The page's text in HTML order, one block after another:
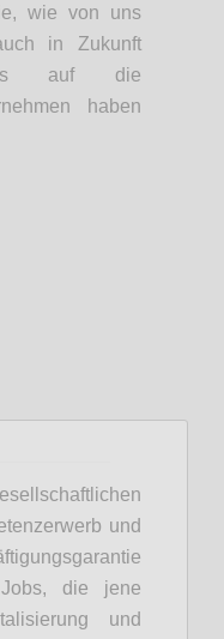
, wie von uns
in Zukunft
auf die
haben
erwerb und
die jene
und